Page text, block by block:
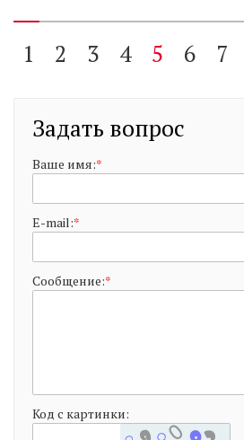
1 2 3 4 5 6 7
Задать вопрос
Ваше имя:*
E-mail:*
Сообщение:*
Код с картинки: